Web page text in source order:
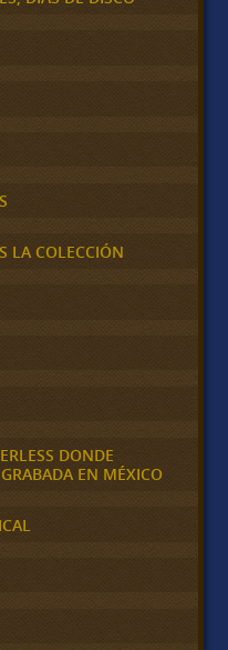
LA COLECCIÓN
DONDE
EN MÉXICO